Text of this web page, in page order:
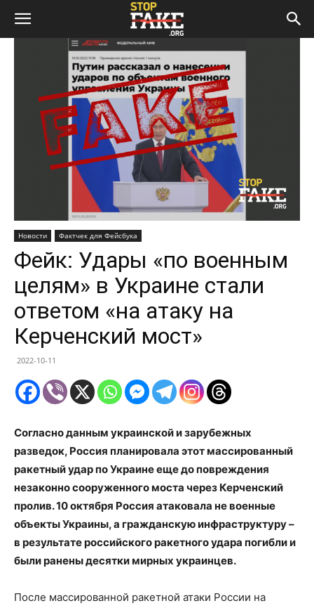
Новости Фактчек для Фейсбука
Фейк: Удары «по военным
целям» в Украине стали
ответом «на атаку на
Керченский мост»
2022-10-11
Согласно данным украинской и зарубежных
разведок, Россия планировала этот массированный
ракетный удар по Украине еще до повреждения
незаконно сооруженного моста через Керченский
пролив. 10 октября Россия атаковала не военные
объекты Украины, а гражданскую инфраструктуру –
в результате российского ракетного удара погибли и
были ранены десятки мирных украинцев.
После массированной ракетной атаки России на